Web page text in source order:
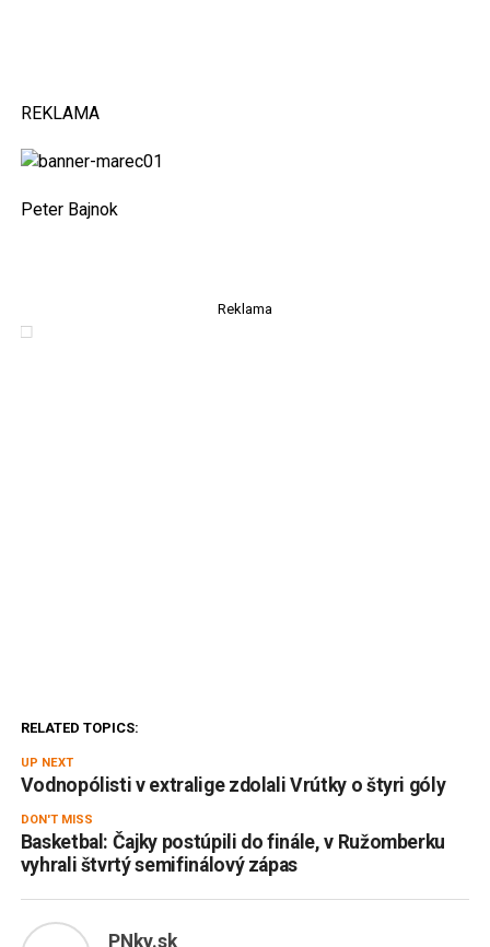
REKLAMA
Peter Bajnok
Reklama
RELATED TOPICS:
UP NEXT
Vodnopólisti v extralige zdolali Vrútky o štyri góly
DON'T MISS
Basketbal: Čajky postúpili do finále, v Ružomberku
vyhrali štvrtý semifinálový zápas
PNky.sk